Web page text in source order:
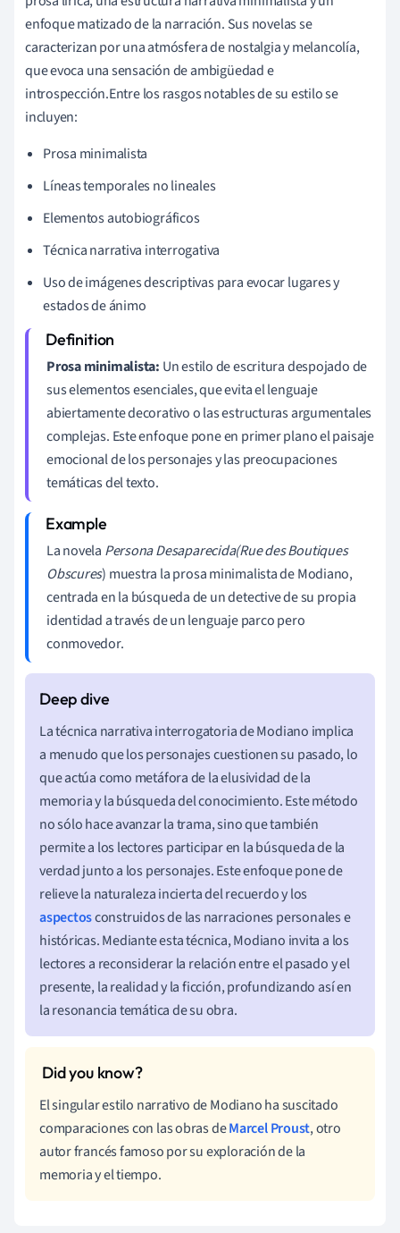
enfoque matizado de la narración. Sus novelas se
caracterizan por una atmósfera de nostalgia y melancolía,
que evoca una sensación de ambigüedad e
introspección.Entre los rasgos notables de su estilo se
incluyen:
Prosa minimalista
Líneas temporales no lineales
Elementos autobiográficos
Técnica narrativa interrogativa
Uso de imágenes descriptivas para evocar lugares y
estados de ánimo
Prosa minimalista: Un estilo de escritura despojado de
sus elementos esenciales, que evita el lenguaje
abiertamente decorativo o las estructuras argumentales
complejas. Este enfoque pone en primer plano el paisaje
emocional de los personajes y las preocupaciones
temáticas del texto.
La novela Persona Desaparecida(Rue des Boutiques
Obscures) muestra la prosa minimalista de Modiano,
centrada en la búsqueda de un detective de su propia
identidad a través de un lenguaje parco pero
conmovedor.
La técnica narrativa interrogatoria de Modiano implica
a menudo que los personajes cuestionen su pasado, lo
que actúa como metáfora de la elusividad de la
memoria y la búsqueda del conocimiento. Este método
no sólo hace avanzar la trama, sino que también
permite a los lectores participar en la búsqueda de la
verdad junto a los personajes. Este enfoque pone de
relieve la naturaleza incierta del recuerdo y los
aspectosconstruidos de las narraciones personales e
históricas. Mediante esta técnica, Modiano invita a los
lectores a reconsiderar la relación entre el pasado y el
presente, la realidad y la ficción, profundizando así en
la resonancia temática de su obra.
El singular estilo narrativo de Modiano ha suscitado
comparaciones con las obras deMarcel Proust, otro
autor francés famoso por su exploración de la
memoria y el tiempo.